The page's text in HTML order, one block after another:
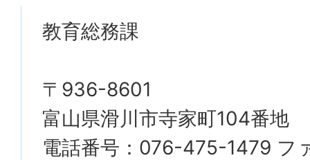
教育総務課
〒936-8601
富山県滑川市寺家町104番地
電話番号：076-475-1479 フ